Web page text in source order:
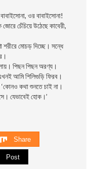
ওর বাবাইসােনা!
চেঁচিয়ে উঠেছে কাবেরী,
শরীরে মােচড় দিচ্ছে। সন্ধে
পিছন পিছন অরণ্য।
আমি শিলিগুড়ি ফিরব।
কথা শুনতে চাই না।
যেভাবেই হােক।’
Share
Post